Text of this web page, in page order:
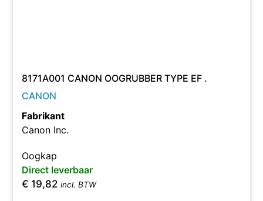
8171A001 CANON OOGRUBBER TYPE EF .
CANON
Fabrikant
Canon Inc.
Oogkap
Direct leverbaar
€ 19,82 incl. BTW